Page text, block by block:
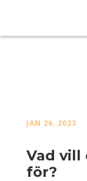
JAN 26, 2023
Vad vill
för?